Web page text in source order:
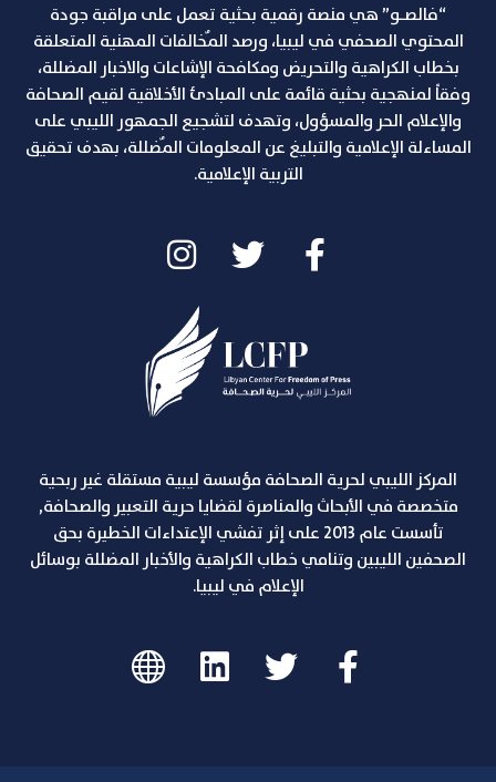
“فالصـو” هي منصة رقمية بحثية تعمل على مراقبة جودة
المحتوي الصحفي في ليبيا، ورصد المٌخالفات المهنية المتعلقة
بخطاب الكراهية والتحريض ومكافحة الإشاعات والاخبار المضللة،
وفقاً لمنهجية بحثية قائمة على المبادئ الأخلاقية لقيم الصحافة
والإعلام الحر والمسؤول، وتهدف لتشجيع الجمهور الليبي على
المساءلة الإعلامية والتبليغ عن المعلومات المٌضللة، بهدف تحقيق
التربية الإعلامية.
المركز الليبي لحرية الصحافة مؤسسة ليبية مستقلة غير ربحية
متخصصة في الأبحاث والمناصرة لقضايا حرية التعبير والصحافة,
تأسست عام 2013 على إثر تفشي الإعتداءات الخطيرة بحق
الصحفين الليبين وتنامي خطاب الكراهية والأخبار المضللة بوسائل
الإعلام في ليبيا.